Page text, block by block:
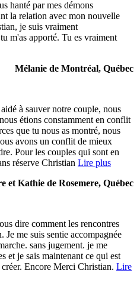
hanté par mes démons
la relation avec mon nouvelle
je suis vraiment
m'as apporté. Tu es vraiment
Mélanie de Montréal, Québec
à sauver notre couple, nous
étions constamment en conflit
que tu nous as montré, nous
avons un conflit de mieux
Pour les couples qui sont en
réserve Christian Lire plus
et Kathie de Rosemere, Québec
dire comment les rencontres
me suis sentie accompagnée
sans jugement. je me
et je sais maintenant ce qui est
Encore Merci Christian. Lire